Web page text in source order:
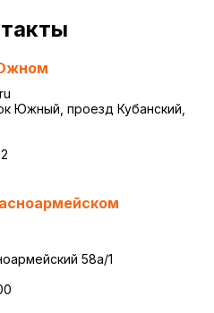
Южный, проезд Кубанский,
58а/1